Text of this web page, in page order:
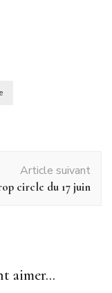
Article suivant
circle du 17 juin
aimer...